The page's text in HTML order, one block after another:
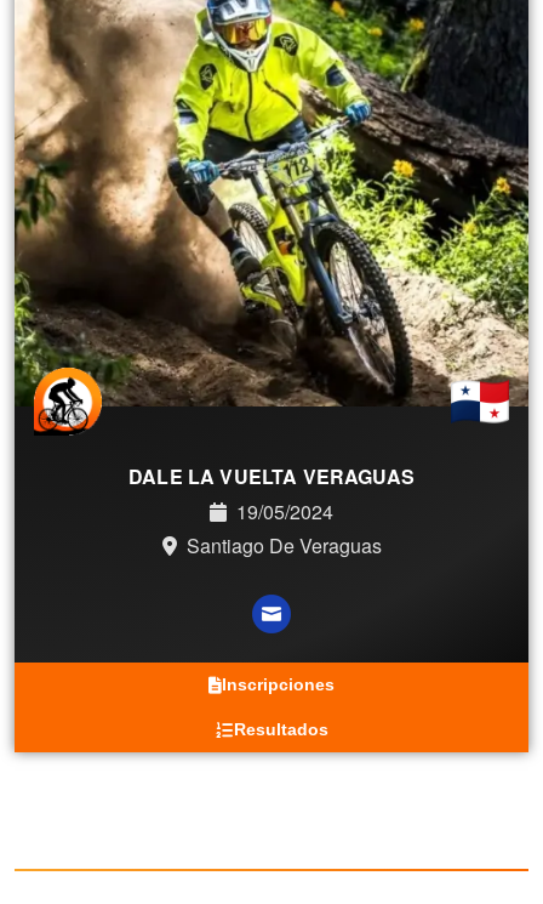
DALE LA VUELTA VERAGUAS
19/05/2024
Santiago De Veraguas
Inscripciones
Resultados